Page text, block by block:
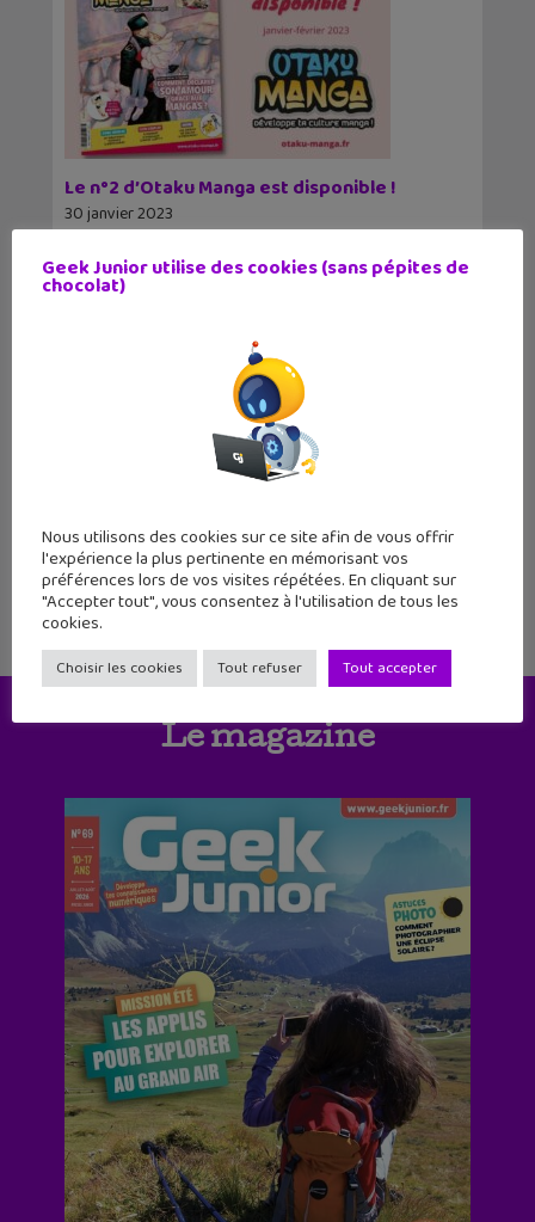
Le n°2 d’Otaku Manga est disponible !
30 janvier 2023
sortir son deuxième numéro, avec de belles
découvertes de mangas, animes et webtoons
3 4
10
Le magazine
Geek Junior utilise des cookies (sans pépites de
chocolat)
Nous utilisons des cookies sur ce site afin de vous offrir
l'expérience la plus pertinente en mémorisant vos
préférences lors de vos visites répétées. En cliquant sur
"Accepter tout", vous consentez à l'utilisation de tous les
cookies.
Choisir les cookies Tout refuser Tout accepter